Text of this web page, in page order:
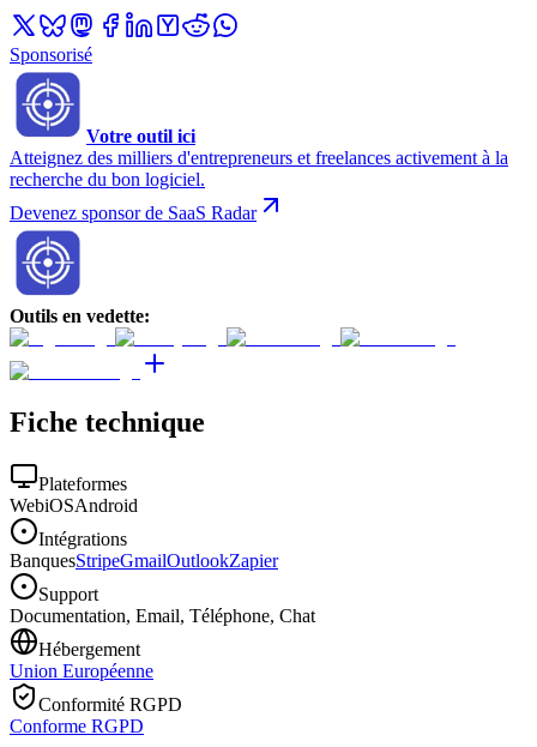
Sponsorisé
Votre outil ici
Atteignez des milliers d'entrepreneurs et freelances activement à la
recherche du bon logiciel.
Devenez sponsor de SaaS Radar
Outils en vedette:
Fiche technique
Plateformes
WebiOSAndroid
Intégrations
BanquesStripeGmailOutlookZapier
Support
Documentation, Email, Téléphone, Chat
Hébergement
Union Européenne
Conformité RGPD
Conforme RGPD